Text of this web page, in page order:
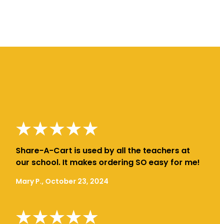
Share-A-Cart is used by all the teachers at
our school. It makes ordering SO easy for me!
Mary P., October 23, 2024